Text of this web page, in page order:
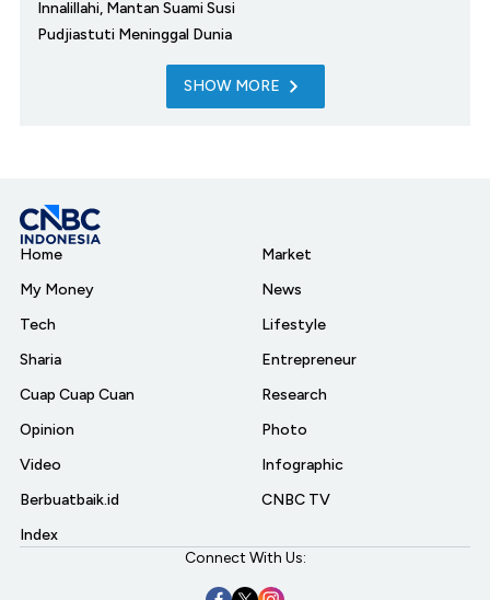
Innalillahi, Mantan Suami Susi
Pudjiastuti Meninggal Dunia
SHOW MORE
Home
My Money
Tech
Sharia
Cuap Cuap Cuan
Opinion
Video
Berbuatbaik.id
Index
Market
News
Lifestyle
Entrepreneur
Research
Photo
Infographic
CNBC TV
Connect With Us: